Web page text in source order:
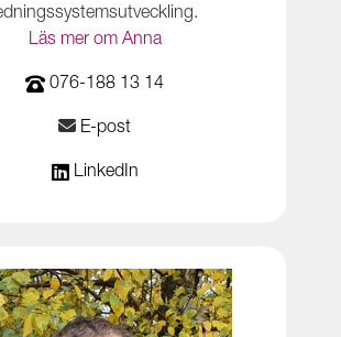
Läs mer om Anna
076-188 13 14
E-post
LinkedIn